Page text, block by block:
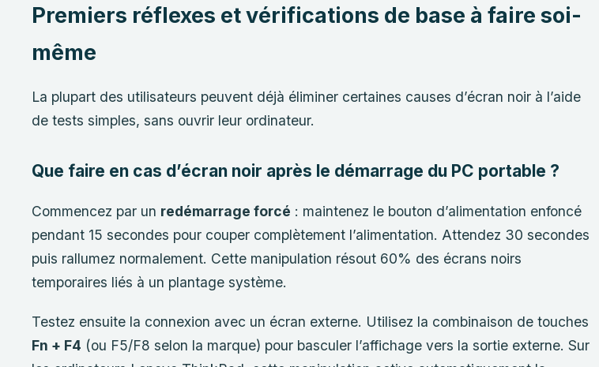
Premiers réflexes et vérifications de base à faire soi-
même
La plupart des utilisateurs peuvent déjà éliminer certaines causes d’écran noir à l’aide
de tests simples, sans ouvrir leur ordinateur.
Que faire en cas d’écran noir après le démarrage du PC portable ?
Commencez par un redémarrage forcé : maintenez le bouton d’alimentation enfoncé
pendant 15 secondes pour couper complètement l’alimentation. Attendez 30 secondes
puis rallumez normalement. Cette manipulation résout 60% des écrans noirs
temporaires liés à un plantage système.
Testez ensuite la connexion avec un écran externe. Utilisez la combinaison de touches
Fn + F4 (ou F5/F8 selon la marque) pour basculer l’affichage vers la sortie externe. Sur